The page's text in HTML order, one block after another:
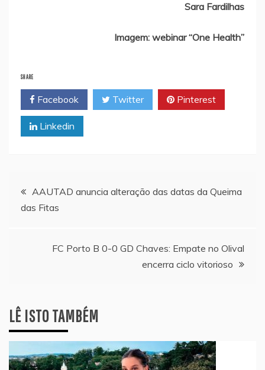
Sara Fardilhas
Imagem: webinar “One Health”
SHARE
Facebook Twitter Pinterest
Linkedin
Navegação
artigos
AAUTAD anuncia alteração das datas da Queima
das Fitas
FC Porto B 0-0 GD Chaves: Empate no Olival
encerra ciclo vitorioso
LÊ ISTO TAMBÉM